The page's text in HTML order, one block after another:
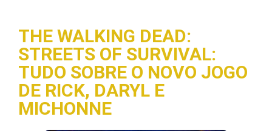
THE WALKING DEAD:
STREETS OF SURVIVAL:
TUDO SOBRE O NOVO JOGO
DE RICK, DARYL E
MICHONNE